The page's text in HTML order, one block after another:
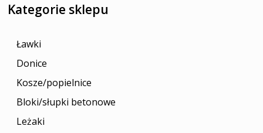
Kategorie sklepu
Ławki
Donice
Kosze/popielnice
Bloki/słupki betonowe
Leżaki